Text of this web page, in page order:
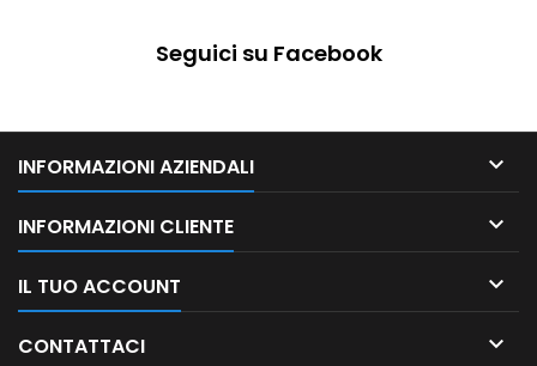
Seguici su Facebook
INFORMAZIONI AZIENDALI 
INFORMAZIONI CLIENTE 
IL TUO ACCOUNT 
CONTATTACI 